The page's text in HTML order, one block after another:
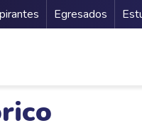
Egresados